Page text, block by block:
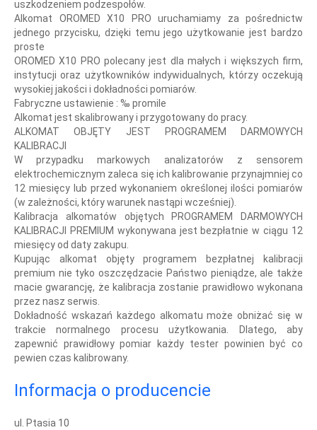
uszkodzeniem podzespołów.
Alkomat OROMED X10 PRO uruchamiamy za pośrednictw
jednego przycisku, dzięki temu jego użytkowanie jest bardzo
proste
OROMED X10 PRO polecany jest dla małych i większych firm,
instytucji oraz użytkowników indywidualnych, którzy oczekują
wysokiej jakości i dokładności pomiarów.
Fabryczne ustawienie : ‰ promile
Alkomat jest skalibrowany i przygotowany do pracy.
ALKOMAT OBJĘTY JEST PROGRAMEM DARMOWYCH
KALIBRACJI
W przypadku markowych analizatorów z sensorem
elektrochemicznym zaleca się ich kalibrowanie przynajmniej co
12 miesięcy lub przed wykonaniem określonej ilości pomiarów
(w zależności, który warunek nastąpi wcześniej).
Kalibracja alkomatów objętych PROGRAMEM DARMOWYCH
KALIBRACJI PREMIUM wykonywana jest bezpłatnie w ciągu 12
miesięcy od daty zakupu.
Kupując alkomat objęty programem bezpłatnej kalibracji
premium nie tyko oszczędzacie Państwo pieniądze, ale także
macie gwarancję, że kalibracja zostanie prawidłowo wykonana
przez nasz serwis.
Dokładność wskazań każdego alkomatu może obniżać się w
trakcie normalnego procesu użytkowania. Dlatego, aby
zapewnić prawidłowy pomiar każdy tester powinien być co
pewien czas kalibrowany.
Informacja o producencie
ul. Ptasia 10